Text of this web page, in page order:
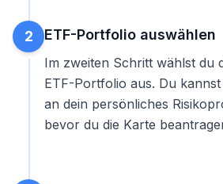
2 ETF-Portfolio auswählen
Im zweiten Schritt wählst du
ETF-Portfolio aus. Du
an dein persönliches
bevor du die Karte